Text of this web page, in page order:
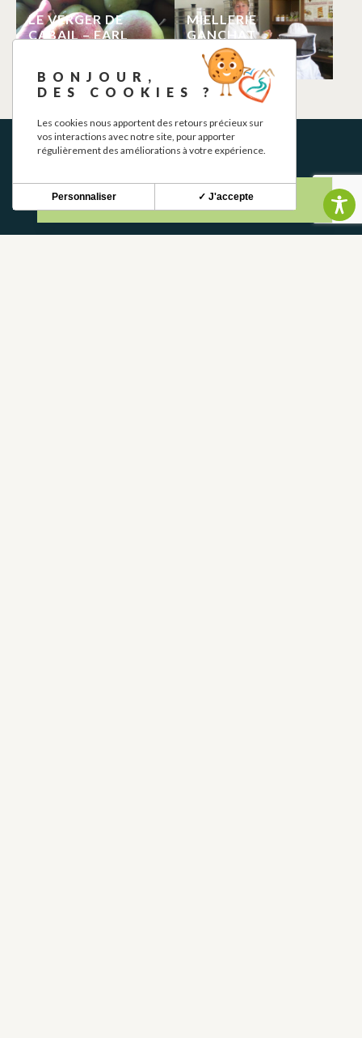
LE VERGER DE
CABAIL – EARL
MONDAVEZAN
MIELLERIE
GANCHAT
MONDAVEZAN
BONJOUR,
DES COOKIES ?
Les cookies nous apportent des retours précieux sur
vos interactions avec notre site, pour apporter
régulièrement des améliorations à votre expérience.
✓ J'accepte
Personnaliser